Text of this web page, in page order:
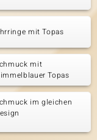
mit Topas
mit
Topas
im gleichen